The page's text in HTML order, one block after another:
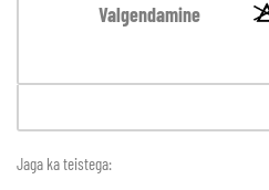
Valgendamine
Jaga ka teistega: